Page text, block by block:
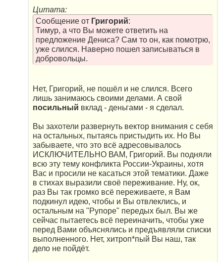
Цитата:
Сообщение от Григорий:
Тимур, а что Вы можете ответить на
предложение Дениса? Сам то он, как помотрю,
уже слился. Наверно пошел записываться в
добровольцы.
Нет, Григорий, не пошёл и не слился. Всего
лишь занимаюсь своими делами. А свой
посильный вклад - деньгами - я сделал.
Вы захотели развернуть вектор внимания с себя
на остальных, пытаясь пристыдить их. Но Вы
забываете, что это всё адресовывалось
ИСКЛЮЧИТЕЛЬНО ВАМ, Григорий. Вы подняли
всю эту тему конфликта России-Украины, хотя
Вас и просили не касаться этой тематики. Даже
в стихах выразили своё переживание. Ну, ок,
раз Вы так громко всё переживаете, я Вам
подкинул идею, чтобы и Вы отвлеклись, и
остальным на "Рупоре" передых был. Вы же
сейчас пытаетесь всё переиначить, чтобы уже
перед Вами объяснялись и предъявляли списки
выполненного. Нет, хитроп*пый Вы наш, так
дело не пойдёт.